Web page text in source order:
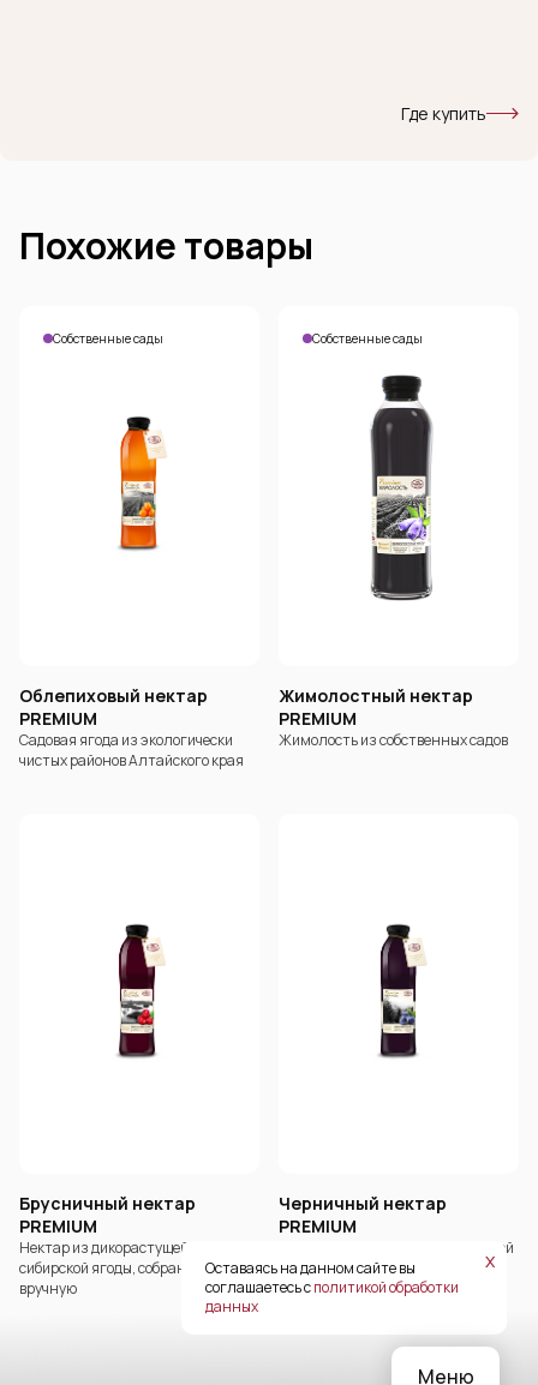
Где купить
Похожие товары
Собственные сады
Облепиховый нектар
PREMIUM
Садовая ягода из экологически
чистых районов Алтайского края
Собственные сады
Жимолостный нектар
PREMIUM
Жимолость из собственных садов
Брусничный нектар
PREMIUM
Нектар из дикорастущей
сибирской ягоды, собранной
вручную
Черничный нектар
PREMIUM
Нектар из отборной дикорастущей
черники, собранной вручную
Меню
Оставаясь на данном сайте вы
соглашаетесь сполитикой обработки
данных
х